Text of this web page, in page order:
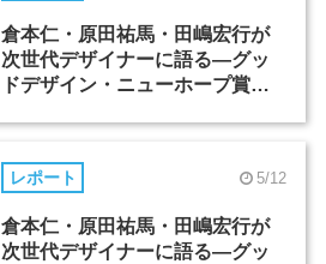
倉本仁・原田祐馬・田嶋宏行が
次世代デザイナーに語る―グッ
ドデザイン・ニューホープ賞セ
レポート 5/12
倉本仁・原田祐馬・田嶋宏行が
次世代デザイナーに語る―グッ